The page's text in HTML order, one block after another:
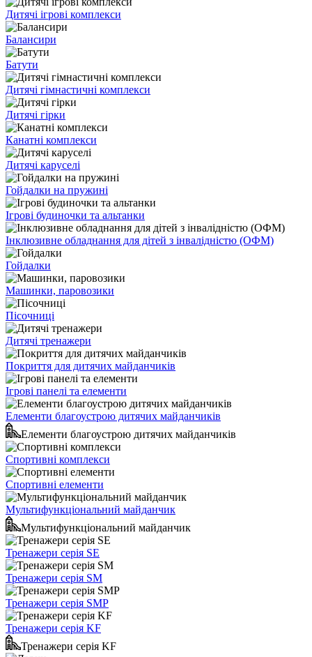
Дитячі ігрові комплекси
Балансири
Батути
Дитячі гімнастичні комплекси
Дитячі гірки
Канатні комплекси
Дитячі каруселі
Гойдалки на пружині
Ігрові будиночки та альтанки
Інклюзивне обладнання для дітей з інвалідністю (ОФМ)
Гойдалки
Машинки, паровозики
Пісочниці
Дитячі тренажери
Покриття для дитячих майданчиків
Ігрові панелі та елементи
Елементи благоустрою дитячих майданчиків
Елементи благоустрою дитячих майданчиків
Спортивні комплекси
Спортивні елементи
Мультифункціональний майданчик
Мультифункціональний майданчик
Тренажери серія SE
Тренажери серія SM
Тренажери серія SMP
Тренажери серія KF
Тренажери серія KF